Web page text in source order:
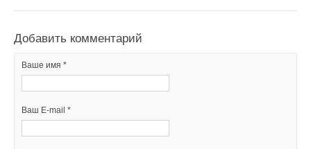
Добавить комментарий
Ваше имя *
Ваш E-mail *